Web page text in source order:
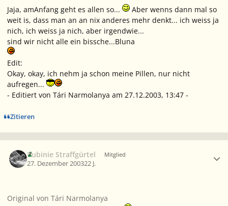
Jaja, amAnfang geht es allen so...
Aber wenns dann mal so
weit is, dass man an an nix anderes mehr denkt... ich weiss ja
nich, ich weiss ja nich, aber irgendwie...
sind wir nicht alle ein bissche...Bluna
Edit:
Okay, okay, ich nehm ja schon meine Pillen, nur nicht
aufregen...
- Editiert von Tári Narmolanya am 27.12.2003, 13:47 -
Zitieren
Rubinie Straffgürtel Mitglied
27. Dezember 200322 J.
Original von Tári Narmolanya